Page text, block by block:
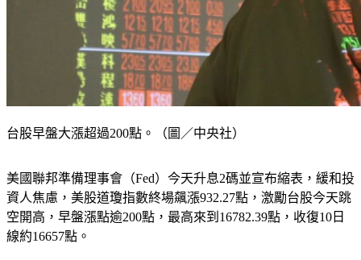
台股早盤大漲超過200點。（圖／中央社）
美國聯邦準備理事會（Fed）今天升息2碼並宣布縮表，緩和投
資人焦慮，美股道瓊指數終場飆漲932.27點，激勵台股今天跳
空開高，早盤漲點逾200點，最高來到16782.39點，收復10日
線約16657點。